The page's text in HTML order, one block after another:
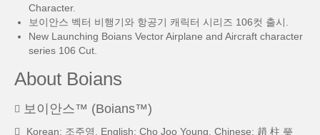
Character.
보이안스 벡터 비행기와 항공기 캐릭터 시리즈 106컷 출시.
New Launching Boians Vector Airplane and Aircraft character
series 106 Cut.
About Boians
보이안스™ (Boians™)
Korean: 조주영, English: Cho Joo Young, Chinese: 趙 柱 瑩